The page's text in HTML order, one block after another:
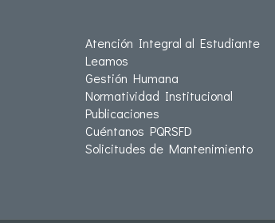
Atención Integral al Estudiante
Leamos
Gestión Humana
Normatividad Institucional
Publicaciones
Cuéntanos PQRSFD
Solicitudes de Mantenimiento